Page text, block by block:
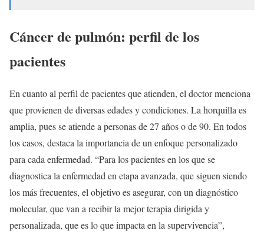
Cáncer de pulmón: perfil de los
pacientes
En cuanto al perfil de pacientes que atienden, el doctor menciona
que provienen de diversas edades y condiciones. La horquilla es
amplia, pues se atiende a personas de 27 años o de 90. En todos
los casos, destaca la importancia de un enfoque personalizado
para cada enfermedad. “Para los pacientes en los que se
diagnostica la enfermedad en etapa avanzada, que siguen siendo
los más frecuentes, el objetivo es asegurar, con un diagnóstico
molecular, que van a recibir la mejor terapia dirigida y
personalizada, que es lo que impacta en la supervivencia”,